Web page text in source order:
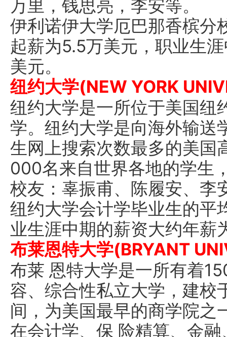
万里，钱思亮，李安等。
伊利诺伊大学厄巴那香槟分
起薪为5.5万美元，职业生
美元。
纽约大学(NEW YORK
纽约大学是一所位于美国纽
学。纽约大学是向海外输送
生网上搜索次数最多的美国
000名来自世界各地的学生
校友：辜振甫、陈履安、李
纽约大学会计学毕业生的平
业生涯中期的薪资大约年薪
布莱恩特大学(BRYANT
布莱 恩特大学是一所有着
容、综合性私立大学，建校
间，为美国最早的商学院之
在会计学、保 险精算、金